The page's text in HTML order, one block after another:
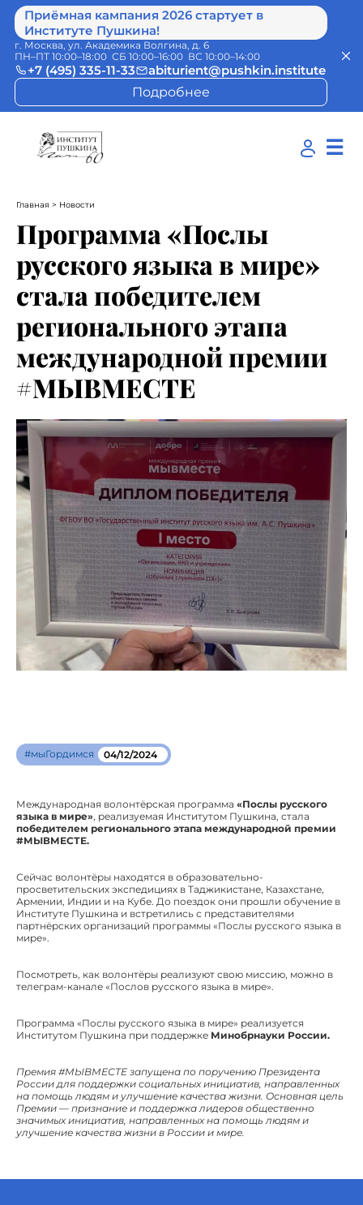
Приёмная кампания 2026 стартует в
Институте Пушкина!
г. Москва, ул. Академика Волгина, д. 6
ПН–ПТ 10:00–18:00 СБ 10:00–16:00 ВС 10:00–14:00
+7 (495) 335-11-33
abiturient@pushkin.institute
Подробнее
☰
Главная > Новости
Программа «Послы
русского языка в мире»
стала победителем
регионального этапа
международной премии
#МЫВМЕСТЕ
#мыГордимся 04/12/2024
Международная волонтёрская программа «Послы русского
языка в мире», реализуемая Институтом Пушкина, стала
победителем регионального этапа международной премии
#МЫВМЕСТЕ.
Сейчас волонтёры находятся в образовательно-
просветительских экспедициях в Таджикистане, Казахстане,
Армении, Индии и на Кубе. До поездок они прошли обучение в
Институте Пушкина и встретились с представителями
партнёрских организаций программы «Послы русского языка в
мире».
Посмотреть, как волонтёры реализуют свою миссию, можно в
телеграм-канале «Послов русского языка в мире».
Программа «Послы русского языка в мире» реализуется
Институтом Пушкина при поддержке Минобрнауки России.
Премия #МЫВМЕСТЕ запущена по поручению Президента
России для поддержки социальных инициатив, направленных
на помощь людям и улучшение качества жизни. Основная цель
Премии — признание и поддержка лидеров общественно
значимых инициатив, направленных на помощь людям и
улучшение качества жизни в России и мире.